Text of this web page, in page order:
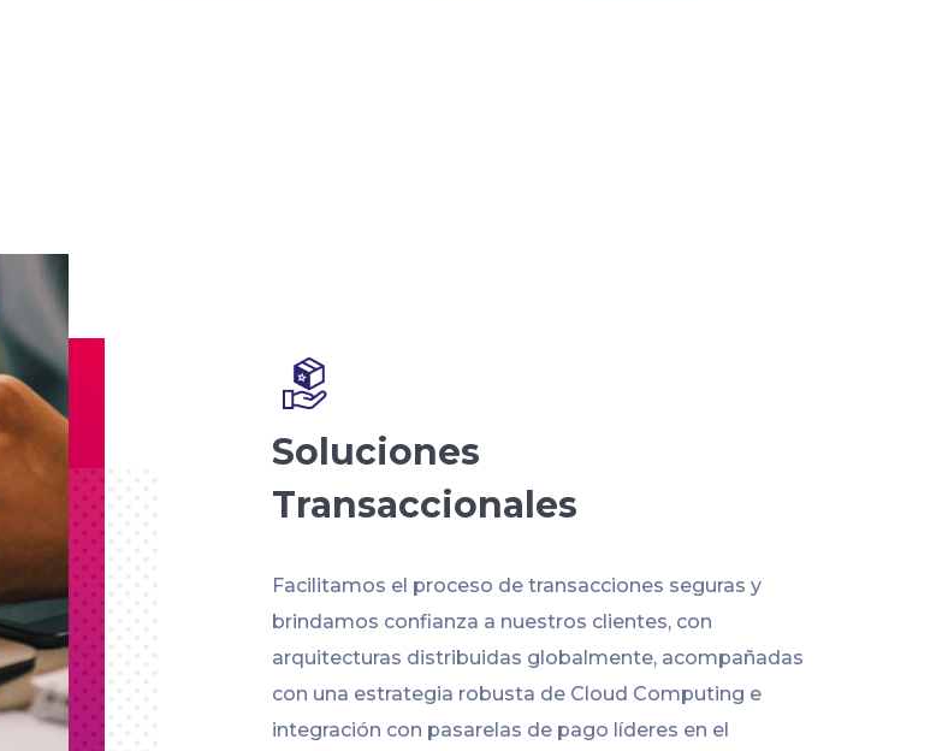
Soluciones
Transaccionales
Facilitamos el proceso de transacciones seguras y
brindamos confianza a nuestros clientes, con
arquitecturas distribuidas globalmente, acompañadas
con una estrategia robusta de Cloud Computing e
integración con pasarelas de pago líderes en el